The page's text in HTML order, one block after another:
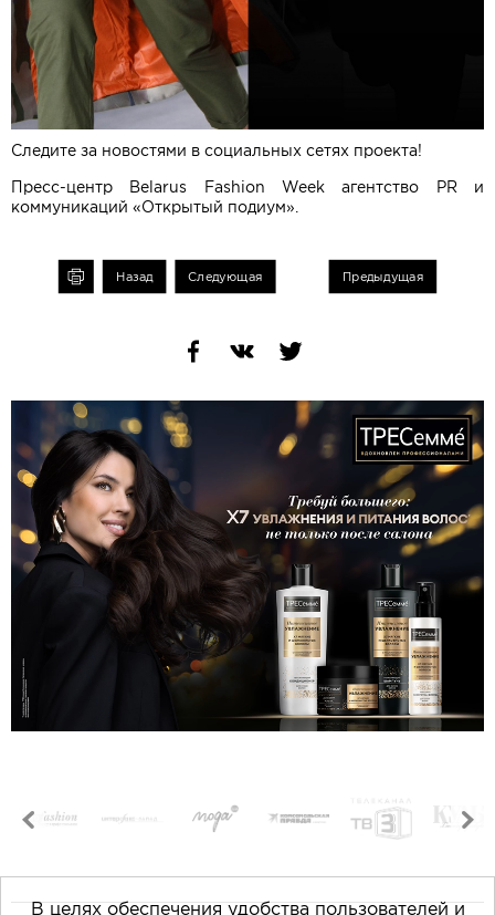
Следите за новостями в социальных сетях проекта!
Пресс-центр Belarus Fashion Week агентство PR и
коммуникаций «Открытый подиум».
Назад Следующая Предыдущая
В целях обеспечения удобства пользователей и